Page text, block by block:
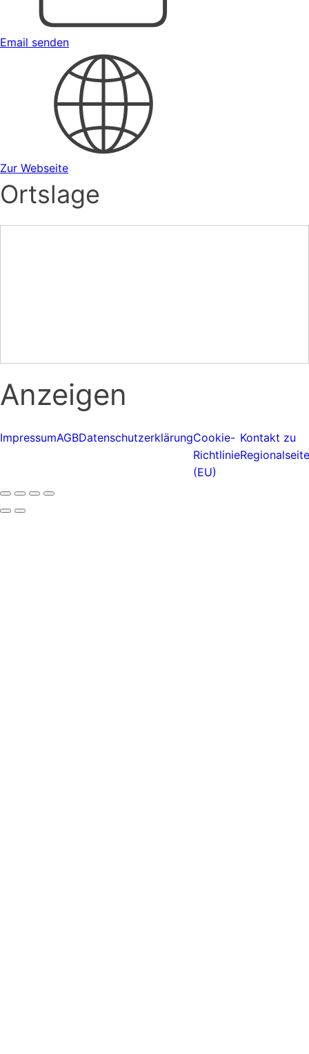
Email senden
Zur Webseite
Ortslage
Anzeigen
ImpressumAGBDatenschutzerklärungCookie-
Richtlinie
(EU)
Kontakt zu